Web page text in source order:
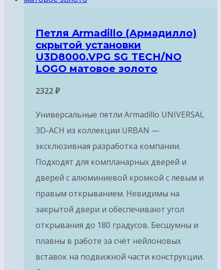
Петля Armadillo (Армадилло)
скрытой установки
U3D8000.VPG SG TECH/NO
LOGO матовое золото
2322₽
Универсальные петли Armadillo UNIVERSAL
3D-ACH из коллекции URBAN —
эксклюзивная разработка компании.
Подходят для компланарных дверей и
дверей с алюминиевой кромкой с левым и
правым открыванием. Невидимы на
закрытой двери и обеспечивают угол
открывания до 180 градусов. Бесшумны и
плавны в работе за счёт нейлоновых
вставок на подвижной части конструкции.